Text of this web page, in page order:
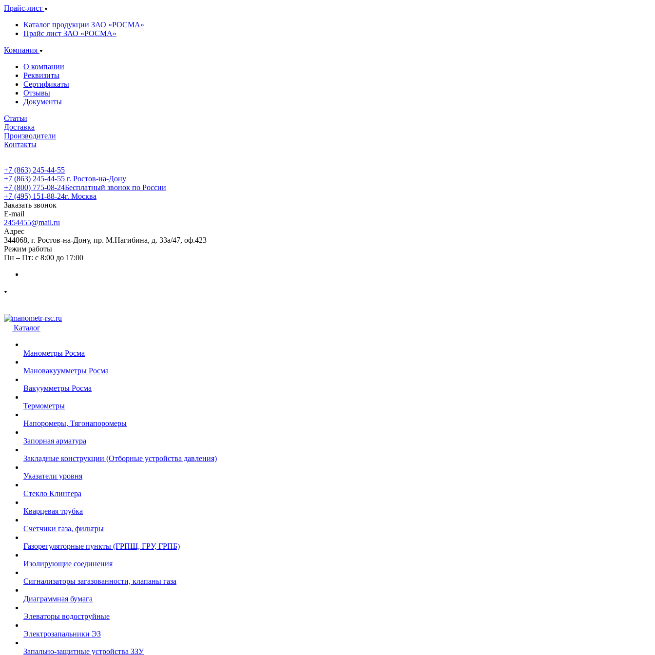
Прайс-лист
Каталог продукции ЗАО «РОСМА»
Прайс лист ЗАО «РОСМА»
Компания
О компании
Реквизиты
Сертификаты
Отзывы
Документы
Статьи
Доставка
Производители
Контакты
+7 (863) 245-44-55
+7 (863) 245-44-55 г. Ростов-на-Дону
+7 (800) 775-08-24Бесплатный звонок по России
+7 (495) 151-88-24г. Москва
Заказать звонок
E-mail
2454455@mail.ru
Адрес
344068, г. Ростов-на-Дону, пр. М.Нагибина, д. 33а/47, оф.423
Режим работы
Пн – Пт: с 8:00 до 17:00
Каталог
Манометры Росма
Мановакуумметры Росма
Вакуумметры Росма
Термометры
Напоромеры, Тягонапоромеры
Запорная арматура
Закладные конструкции (Отборные устройства давления)
Указатели уровня
Стекло Клингера
Кварцевая трубка
Счетчики газа, фильтры
Газорегуляторные пункты (ГРПШ, ГРУ, ГРПБ)
Изолирующие соединения
Сигнализаторы загазованности, клапаны газа
Диаграммная бумага
Элеваторы водоструйные
Электрозапальники ЭЗ
Запально-защитные устройства ЗЗУ